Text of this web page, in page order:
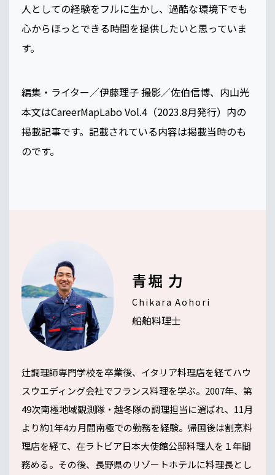
人としての経験をフルに生かし、過酷な環境下でも
心からほっとできる時間を提供したいと思っていま
す。
編集・ライター／伊藤理子 撮影／佐伯信博、内山光
本文はCareerMapLabo Vol.4（2023.8月発行）内の
掲載記事です。記載されている内容は掲載当時のも
のです。
青堀 力
Chikara Aohori
船舶料理士
辻調理師専門学校を卒業後、イタリア料理店を経てハウ
スウエディング会社でフランス料理を学ぶ。2007年、第
49次南極地域観測隊・越冬隊の調理担当に選ばれ、11月
より約1年4カ月間南極での勤務を経験。帰国後は割烹料
理店を経て、在ラトビア日本大使館公邸料理人を１年間
務める。その後、長野県のリゾートホテルに料理長とし